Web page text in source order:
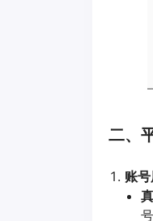
二、
账